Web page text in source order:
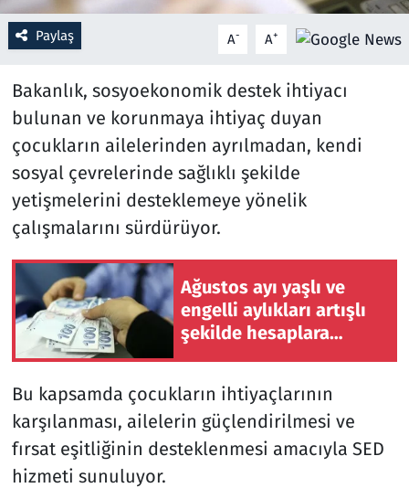
Paylaş A- A+
Bakanlık, sosyoekonomik destek ihtiyacı
bulunan ve korunmaya ihtiyaç duyan
çocukların ailelerinden ayrılmadan, kendi
sosyal çevrelerinde sağlıklı şekilde
yetişmelerini desteklemeye yönelik
çalışmalarını sürdürüyor.
Ağustos ayı yaşlı ve
engelli aylıkları artışlı
şekilde hesaplara
Bu kapsamda çocukların ihtiyaçlarının
karşılanması, ailelerin güçlendirilmesi ve
fırsat eşitliğinin desteklenmesi amacıyla SED
hizmeti sunuluyor.
Spor
Teknoloji ve Bilim
Televizyon